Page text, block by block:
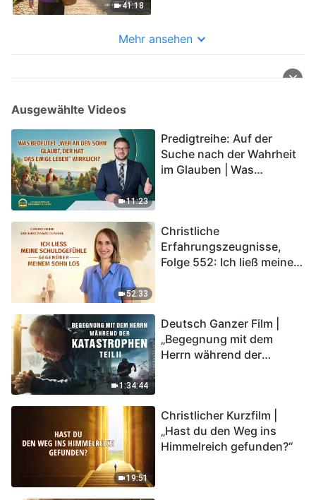
41:18
Mehr ansehen
Ausgewählte Videos
11:23
Predigtreihe: Auf der
Suche nach der Wahrheit
im Glauben | Was
52:33
Christliche
Erfahrungszeugnisse,
Folge 552: Ich ließ meine
1:34:44
Deutsch Ganzer Film |
„Begegnung mit dem
Herrn während der
in das Königreich Gottes
eintreten?
19:51
Christlicher Kurzfilm |
„Hast du den Weg ins
Himmelreich gefunden?“